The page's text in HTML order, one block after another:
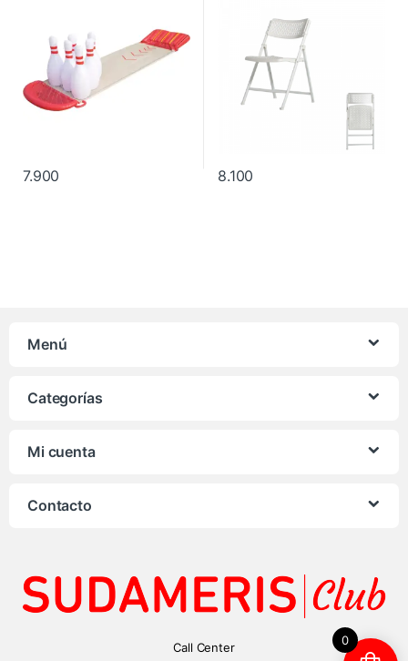
7.900 8.100
Menú
Categorías
Mi cuenta
Contacto
Call Center 0